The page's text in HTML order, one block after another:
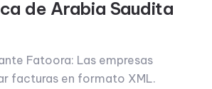
de Arabia Saudita
Fatoora: Las empresas
facturas en formato XML.